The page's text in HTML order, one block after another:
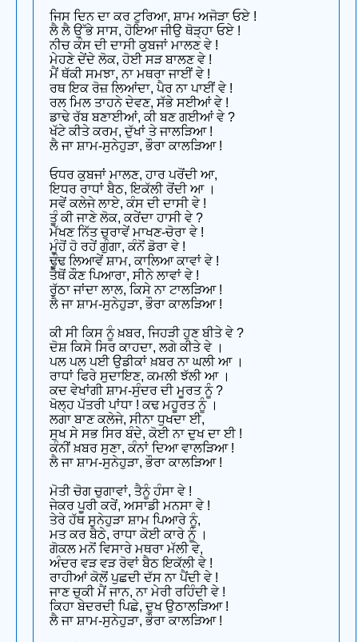
ਜਿਸ ਦਿਨ ਦਾ ਕਰ ਟੁਰਿਆ, ਸ਼ਾਮ ਅਜੋੜਾ ਓਏ !
ਲੈ ਲੈ ਉੱਭੇ ਸਾਸ, ਹੋਇਆ ਜੀਉ ਥੋੜ੍ਹਾ ਓਏ !
ਨੀਚ ਕੰਸ ਦੀ ਦਾਸੀ ਕੁਬਜਾਂ ਮਾਲਣ ਵੇ !
ਮੇਹਣੇ ਦੇਂਦੇ ਲੋਕ, ਹੋਈ ਸੜ ਬਾਲਣ ਵੇ !
ਮੈਂ ਥੱਕੀ ਸਮਝਾ, ਨਾ ਮਥਰਾ ਜਾਈਂ ਵੇ !
ਰਥ ਇਕ ਰੋਜ਼ ਲਿਆਂਦਾ, ਪੈਰ ਨਾ ਪਾਈਂ ਵੇ !
ਰਲ ਮਿਲ ਤਾਹਨੇ ਦੇਵਣ, ਸੱਭੇ ਸਈਆਂ ਵੇ !
ਡਾਢੇ ਰੱਬ ਬਣਾਈਆਂ, ਕੀ ਬਣ ਗਈਆਂ ਵੇ ?
ਖੱਟੇ ਕੀਤੇ ਕਰਮ, ਦੁੱਖਾਂ ਤੇ ਜਾਲੜਿਆ !
ਲੈ ਜਾ ਸ਼ਾਮ-ਸੁਨੇਹੁੜਾ, ਭੌਰਾ ਕਾਲੜਿਆ !
ਓਧਰ ਕੁਬਜਾਂ ਮਾਲਣ, ਹਾਰ ਪਰੋਂਦੀ ਆ,
ਇਧਰ ਰਾਧਾਂ ਬੈਠ, ਇਕੱਲੀ ਰੋਂਦੀ ਆ ।
ਸਵੇਂ ਕਲੇਜੇ ਲਾਏ, ਕੰਸ ਦੀ ਦਾਸੀ ਵੇ !
ਤੂੰ ਕੀ ਜਾਣੇ ਲੋਕ, ਕਰੇਂਦਾ ਹਾਸੀ ਵੇ ?
ਮੱਖਣ ਨਿੱਤ ਚੁਰਾਵੇਂ ਮਾਖਣ-ਚੋਰਾ ਵੇ !
ਮੂੰਹੋਂ ਹੋ ਰਹੇਂ ਗੁੰਗਾ, ਕੰਨੋਂ ਡੋਰਾ ਵੇ !
ਢੂੰਢ ਲਿਆਵੇਂ ਸ਼ਾਮ, ਕਾਲਿਆ ਕਾਵਾਂ ਵੇ !
ਤੈਥੋਂ ਕੌਣ ਪਿਆਰਾ, ਸੀਨੇ ਲਾਵਾਂ ਵੇ !
ਰੁੱਠਾ ਜਾਂਦਾ ਲਾਲ, ਕਿਸੇ ਨਾ ਟਾਲੜਿਆ !
ਲੈ ਜਾ ਸ਼ਾਮ-ਸੁਨੇਹੁੜਾ, ਭੌਰਾ ਕਾਲੜਿਆ !
ਕੀ ਸੀ ਕਿਸ ਨੂੰ ਖ਼ਬਰ, ਜਿਹੜੀ ਹੁਣ ਬੀਤੇ ਵੇ ?
ਦੋਸ਼ ਕਿਸੇ ਸਿਰ ਕਾਹਦਾ, ਲਗੇ ਕੀਤੇ ਵੇ ।
ਪਲ ਪਲ ਪਈ ਉਡੀਕਾਂ ਖ਼ਬਰ ਨਾ ਘਲੀ ਆ ।
ਰਾਧਾਂ ਫਿਰੇ ਸੁਦਾਇਣ, ਕਮਲੀ ਝੱਲੀ ਆ ।
ਕਦ ਵੇਖਾਂਗੀ ਸ਼ਾਮ-ਸੁੰਦਰ ਦੀ ਮੂਰਤ ਨੂੰ ?
ਖੋਲ੍ਹ ਪੱਤਰੀ ਪਾਂਧਾ ! ਕਢ ਮਹੂਰਤ ਨੂੰ ।
ਲਗਾ ਬਾਣ ਕਲੇਜੇ, ਸੀਨਾ ਧੁਖਦਾ ਈ,
ਸੁਖ ਸੇ ਸਭ ਸਿਰ ਬੰਦੇ, ਕੋਈ ਨਾ ਦੁਖ ਦਾ ਈ !
ਕੰਨੀਂ ਖ਼ਬਰ ਸੁਣਾ, ਕੰਨਾਂ ਦਿਆ ਵਾਲੜਿਆ !
ਲੈ ਜਾ ਸ਼ਾਮ-ਸੁਨੇਹੁੜਾ, ਭੌਰਾ ਕਾਲੜਿਆ !
ਮੋਤੀ ਚੋਗ ਚੁਗਾਵਾਂ, ਤੈਨੂੰ ਹੰਸਾ ਵੇ !
ਜੇਕਰ ਪੂਰੀ ਕਰੇਂ, ਅਸਾਡੀ ਮਨਸਾ ਵੇ !
ਤੇਰੇ ਹੱਥ ਸੁਨੇਹੁੜਾ ਸ਼ਾਮ ਪਿਆਰੇ ਨੂੰ,
ਮਤ ਕਰ ਬੈਠੇ, ਰਾਧਾ ਕੋਈ ਕਾਰੇ ਨੂੰ ।
ਗੋਕਲ ਮਨੋਂ ਵਿਸਾਰੇ ਮਥਰਾ ਮੱਲੀ ਵੇ,
ਅੰਦਰ ਵੜ ਵੜ ਰੋਵਾਂ ਬੈਠ ਇਕੱਲੀ ਵੇ !
ਰਾਹੀਆਂ ਕੋਲੋਂ ਪੁਛਦੀ ਦੱਸ ਨਾ ਪੈਂਦੀ ਵੇ !
ਜਾਣ ਚੁਕੀ ਮੈਂ ਜਾਨ, ਨਾ ਮੇਰੀ ਰਹਿੰਦੀ ਵੇ !
ਕਿਹਾ ਬੇਦਰਦੀ ਪਿਛੇ, ਦੁਖ ਉਠਾਲੜਿਆ !
ਲੈ ਜਾ ਸ਼ਾਮ-ਸੁਨੇਹੁੜਾ, ਭੌਰਾ ਕਾਲੜਿਆ !